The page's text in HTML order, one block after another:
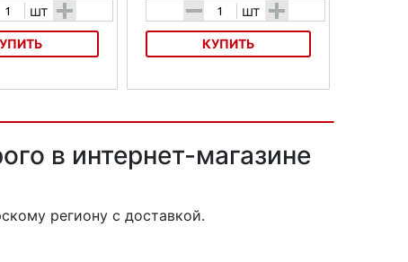
шт + - шт +
КУПИТЬ
в интернет-магазине
региону с доставкой.